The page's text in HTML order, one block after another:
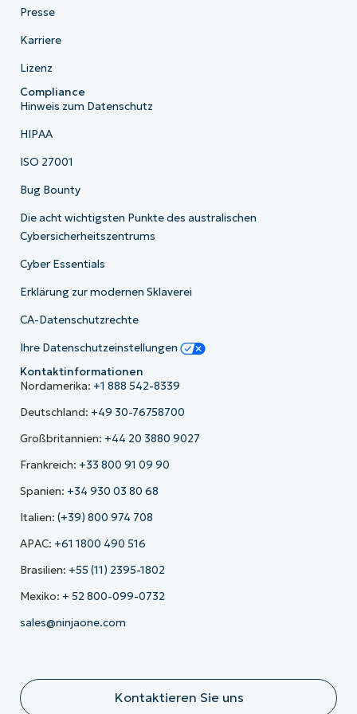
Presse
Karriere
Lizenz
Compliance
Hinweis zum Datenschutz
HIPAA
ISO 27001
Bug Bounty
Die acht wichtigsten Punkte des australischen
Cybersicherheitszentrums
Cyber Essentials
Erklärung zur modernen Sklaverei
CA-Datenschutzrechte
Ihre Datenschutzeinstellungen
Kontaktinformationen
Nordamerika: +1 888 542-8339
Deutschland: +49 30-76758700
Großbritannien: +44 20 3880 9027
Frankreich: +33 800 91 09 90
Spanien: +34 930 03 80 68
Italien: (+39) 800 974 708
APAC: +61 1800 490 516
Brasilien: +55 (11) 2395-1802
Mexiko: + 52 800-099-0732
sales@ninjaone.com
Kontaktieren Sie uns